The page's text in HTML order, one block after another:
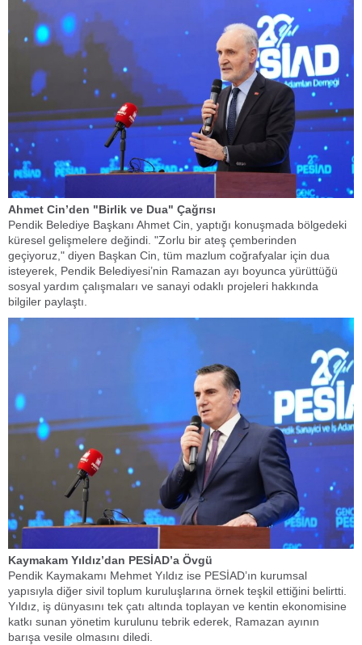
​Ahmet Cin’den "Birlik ve Dua" Çağrısı
​Pendik Belediye Başkanı Ahmet Cin, yaptığı konuşmada bölgedeki
küresel gelişmelere değindi. "Zorlu bir ateş çemberinden
geçiyoruz," diyen Başkan Cin, tüm mazlum coğrafyalar için dua
isteyerek, Pendik Belediyesi’nin Ramazan ayı boyunca yürüttüğü
sosyal yardım çalışmaları ve sanayi odaklı projeleri hakkında
bilgiler paylaştı.
​Kaymakam Yıldız’dan PESİAD’a Övgü
​Pendik Kaymakamı Mehmet Yıldız ise PESİAD’ın kurumsal
yapısıyla diğer sivil toplum kuruluşlarına örnek teşkil ettiğini belirtti.
Yıldız, iş dünyasını tek çatı altında toplayan ve kentin ekonomisine
katkı sunan yönetim kurulunu tebrik ederek, Ramazan ayının
barışa vesile olmasını diledi.